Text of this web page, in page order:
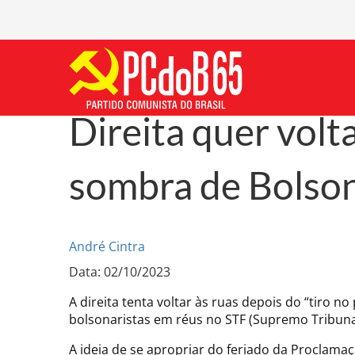
Direita quer
sombra de
André Cintra
Data: 02/10/2023
A direita tenta voltar às ruas depois do “tiro no
bolsonaristas em réus no STF (Supremo
A ideia de se apropriar do feriado da